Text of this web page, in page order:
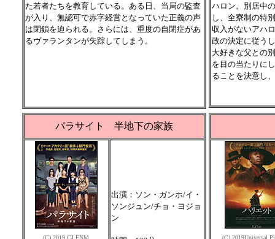
た若者たちを教育している。ある日、当局の監査
が入り、無認可で赤字経営となっていた正義の声
は閉鎖を迫られる。さらには、重度の自閉症があ
るヴァランタンが失踪してしまう。
ハロン。別居中
し、全寮制の特
収入がないアハ
政の決定に従う
大好きな父との
を目の当たりに
ることを決意し
パラサイト 半地下の家族
(C) 2019 CJ ENM
出演：ソン・ガンホ/イ・
ソンジュン/チョ・ヨジョ
ン
(C) 2019Universal